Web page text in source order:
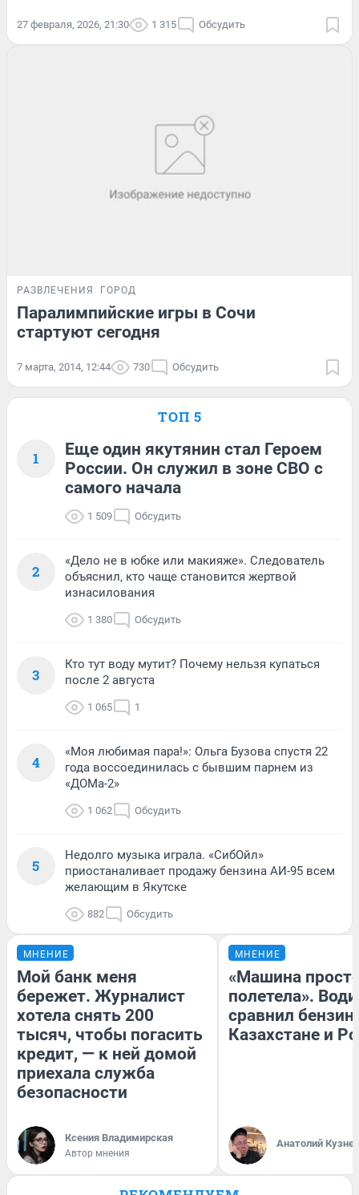
27 февраля, 2026, 21:30 1 315 Обсудить
РАЗВЛЕЧЕНИЯ ГОРОД
Паралимпийские игры в Сочи
стартуют сегодня
7 марта, 2014, 12:44 730 Обсудить
ТОП 5
1
Еще один якутянин стал Героем
России. Он служил в зоне СВО с
самого начала
1 509 Обсудить
2
«Дело не в юбке или макияже». Следователь
объяснил, кто чаще становится жертвой
изнасилования
1 380 Обсудить
3
Кто тут воду мутит? Почему нельзя купаться
после 2 августа
1 065 1
4
«Моя любимая пара!»: Ольга Бузова спустя 22
года воссоединилась с бывшим парнем из
«ДОМа-2»
1 062 Обсудить
5
Недолго музыка играла. «СибОйл»
приостаналивает продажу бензина АИ-95 всем
желающим в Якутске
882 Обсудить
МНЕНИЕ
Мой банк меня
бережет. Журналист
хотела снять 200
тысяч, чтобы погасить
кредит, — к ней домой
приехала служба
безопасности
Ксения Владимирская
Автор мнения
МНЕНИЕ
«Машина
полетела».
сравнил бензин
Казахстане и
Анатолий